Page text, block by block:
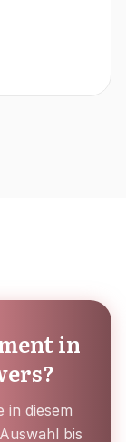
in
in diesem
bis